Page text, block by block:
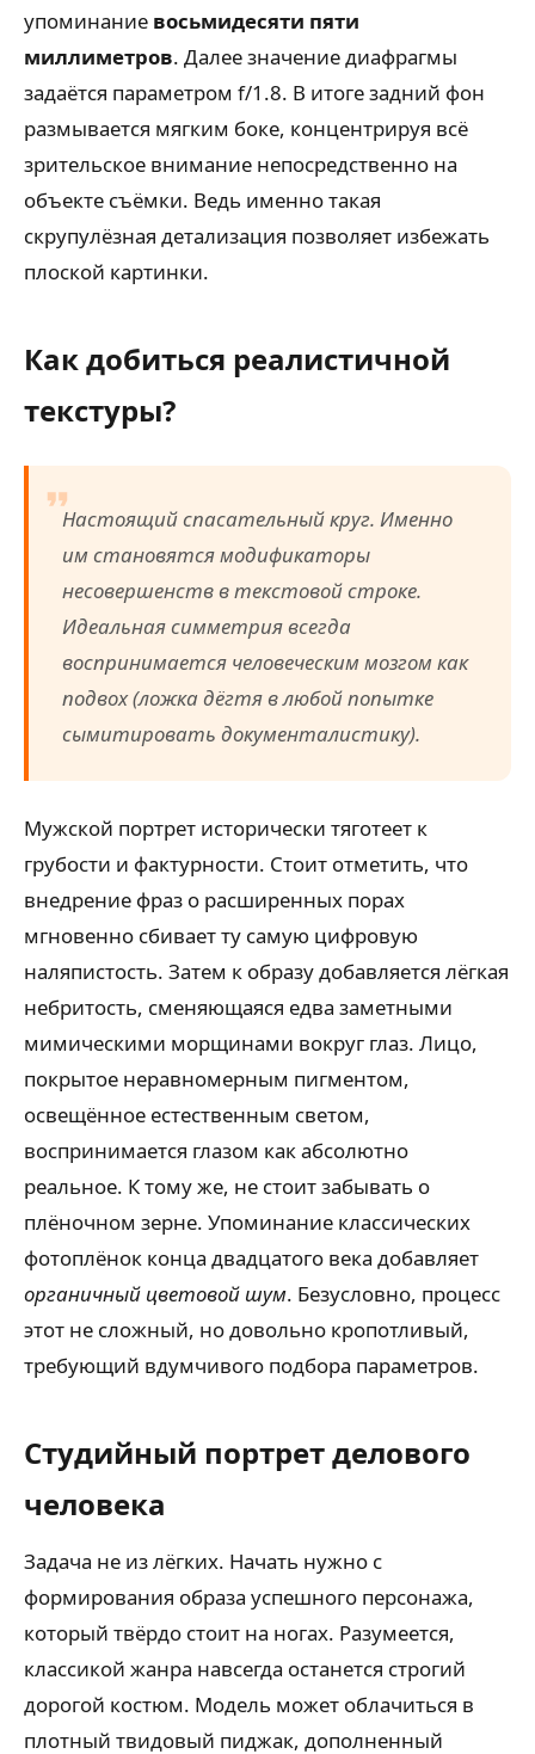
упоминание восьмидесяти пяти
миллиметров. Далее значение диафрагмы
задаётся параметром f/1.8. В итоге задний фон
размывается мягким боке, концентрируя всё
зрительское внимание непосредственно на
объекте съёмки. Ведь именно такая
скрупулёзная детализация позволяет избежать
плоской картинки.
Как добиться реалистичной
текстуры?
Настоящий спасательный круг. Именно
им становятся модификаторы
несовершенств в текстовой строке.
Идеальная симметрия всегда
воспринимается человеческим мозгом как
подвох (ложка дёгтя в любой попытке
сымитировать документалистику).
Мужской портрет исторически тяготеет к
грубости и фактурности. Стоит отметить, что
внедрение фраз о расширенных порах
мгновенно сбивает ту самую цифровую
наляпистость. Затем к образу добавляется лёгкая
небритость, сменяющаяся едва заметными
мимическими морщинами вокруг глаз. Лицо,
покрытое неравномерным пигментом,
освещённое естественным светом,
воспринимается глазом как абсолютно
реальное. К тому же, не стоит забывать о
плёночном зерне. Упоминание классических
фотоплёнок конца двадцатого века добавляет
органичный цветовой шум. Безусловно, процесс
этот не сложный, но довольно кропотливый,
требующий вдумчивого подбора параметров.
Студийный портрет делового
человека
Задача не из лёгких. Начать нужно с
формирования образа успешного персонажа,
который твёрдо стоит на ногах. Разумеется,
классикой жанра навсегда останется строгий
дорогой костюм. Модель может облачиться в
плотный твидовый пиджак, дополненный